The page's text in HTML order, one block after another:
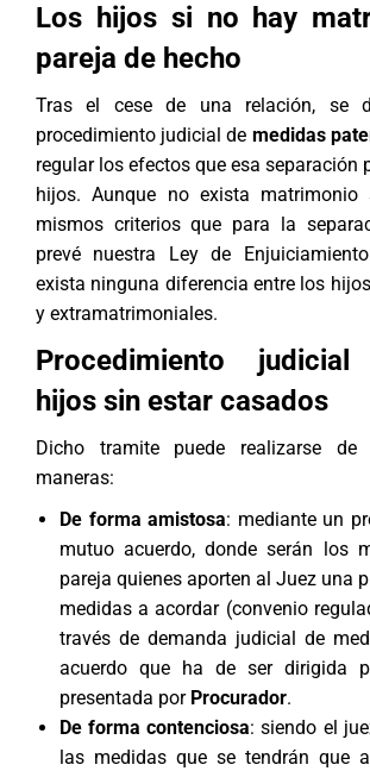
Los hijos si no hay
pareja de hecho
Tras el cese de una relación, se
procedimiento judicial de medidas
regular los efectos que esa separación
hijos. Aunque no exista
mismos criterios que para la
prevé nuestra Ley de
exista ninguna diferencia entre los
y extramatrimoniales.
Procedimiento judicial
hijos sin estar casados
Dicho tramite puede realizarse de
maneras:
De forma amistosa: mediante un
mutuo acuerdo, donde serán los
pareja quienes aporten al Juez una
medidas a acordar (convenio
través de demanda judicial de
acuerdo que ha de ser dirigida
presentada por Procurador.
De forma contenciosa: siendo el
las medidas que se tendrán que